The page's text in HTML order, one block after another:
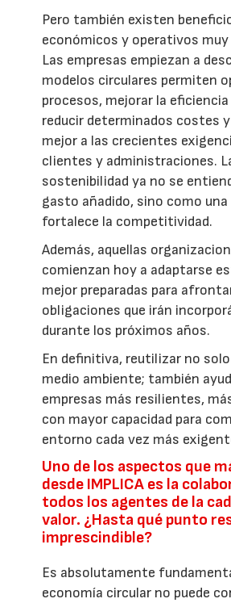
Pero también existen
económicos y operativos
Las empresas empiezan a
modelos circulares permiten
procesos, mejorar la
reducir determinados costes
mejor a las crecientes
clientes y administraciones.
sostenibilidad ya no se
gasto añadido, sino como
fortalece la competitividad.
Además, aquellas
comienzan hoy a adaptarse
mejor preparadas para
obligaciones que irán
durante los próximos años.
En definitiva, reutilizar no
medio ambiente; también
empresas más resilientes,
con mayor capacidad para
entorno cada vez más
Uno de los aspectos que
desde IMPLICA es la
todos los agentes de la
valor. ¿Hasta qué punto
imprescindible?
Es absolutamente
economía circular no puede